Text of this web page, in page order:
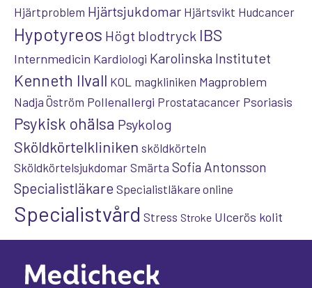
Hjärtproblem Hjärtsjukdomar Hjärtsvikt Hudcancer
Hypotyreos Högt blodtryck IBS
Internmedicin Kardiologi Karolinska Institutet
Kenneth Ilvall KOL magkliniken Magproblem
Nadja Öström Pollenallergi Prostatacancer Psoriasis
Psykisk ohälsa Psykolog
Sköldkörtelkliniken sköldkörteln
Sköldkörtelsjukdomar Smärta Sofia Antonsson
Specialistläkare Specialistläkare online
Specialistvård Stress Stroke Ulcerös kolit